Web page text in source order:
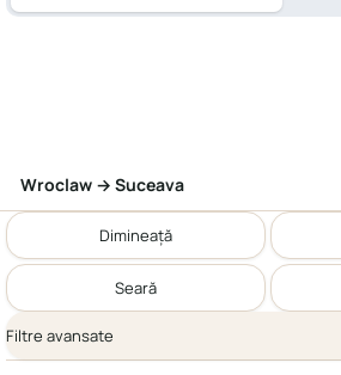
Wroclaw → Suceava
Dimineață
Seară
Filtre avansate